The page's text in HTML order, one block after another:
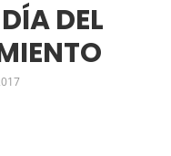
DEL